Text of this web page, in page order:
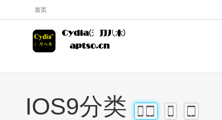
首页
IOS9分类